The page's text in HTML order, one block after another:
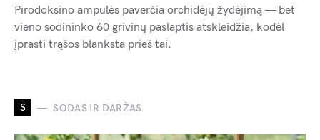
Pirodoksino ampulės paverčia orchidėjų žydėjimą — bet
vieno sodininko 60 grivinų paslaptis atskleidžia, kodėl
įprasti trąšos blanksta prieš tai.
S SODAS IR DARŽAS